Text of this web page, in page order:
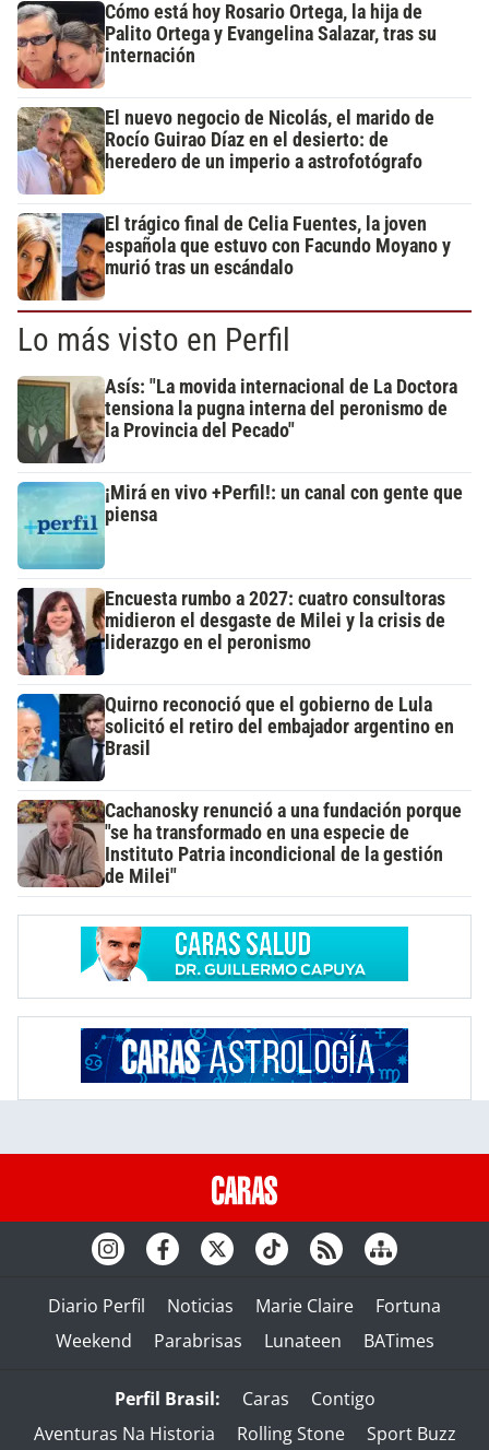
Cómo está hoy Rosario Ortega, la hija de
Palito Ortega y Evangelina Salazar, tras su
internación
El nuevo negocio de Nicolás, el marido de
Rocío Guirao Díaz en el desierto: de
heredero de un imperio a astrofotógrafo
El trágico final de Celia Fuentes, la joven
española que estuvo con Facundo Moyano y
murió tras un escándalo
Lo más visto en Perfil
Asís: "La movida internacional de La Doctora
tensiona la pugna interna del peronismo de
la Provincia del Pecado"
¡Mirá en vivo +Perfil!: un canal con gente que
piensa
Encuesta rumbo a 2027: cuatro consultoras
midieron el desgaste de Milei y la crisis de
liderazgo en el peronismo
Quirno reconoció que el gobierno de Lula
solicitó el retiro del embajador argentino en
Brasil
Cachanosky renunció a una fundación porque
"se ha transformado en una especie de
Instituto Patria incondicional de la gestión
de Milei"
Diario Perfil Noticias Marie Claire
Fortuna
Weekend
Parabrisas Lunateen BATimes
Perfil Brasil: Caras
Contigo
Aventuras Na Historia
Rolling Stone Sport Buzz